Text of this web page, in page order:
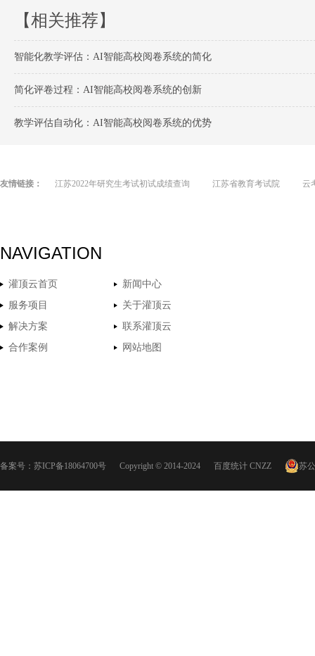
【相关推荐】
智能化教学评估：AI智能高校阅卷系统的简化
简化评卷过程：AI智能高校阅卷系统的创新
教学评估自动化：AI智能高校阅卷系统的优势
友情链接： 江苏2022年研究生考试初试成绩查询 江苏省教育考试院 云
NAVIGATION
灌顶云首页
新闻中心
服务项目
关于灌顶云
解决方案
联系灌顶云
合作案例
网站地图
备案号： 苏ICP备18064700号 Copyright © 2014-2024 百度统计 CNZZ 苏